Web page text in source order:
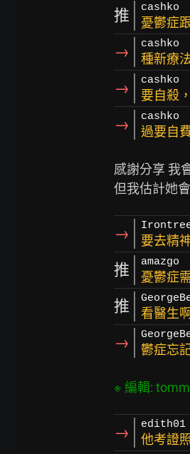
推 cashko
憂鬱症
→ cashko
種新療
→ cashko
要自殺
→ cashko
過要自
感謝分享 我
→ 要去精
推 amazgo
憂鬱症
推 看醫生
→ 鬱症忘
→ edith01
他考證